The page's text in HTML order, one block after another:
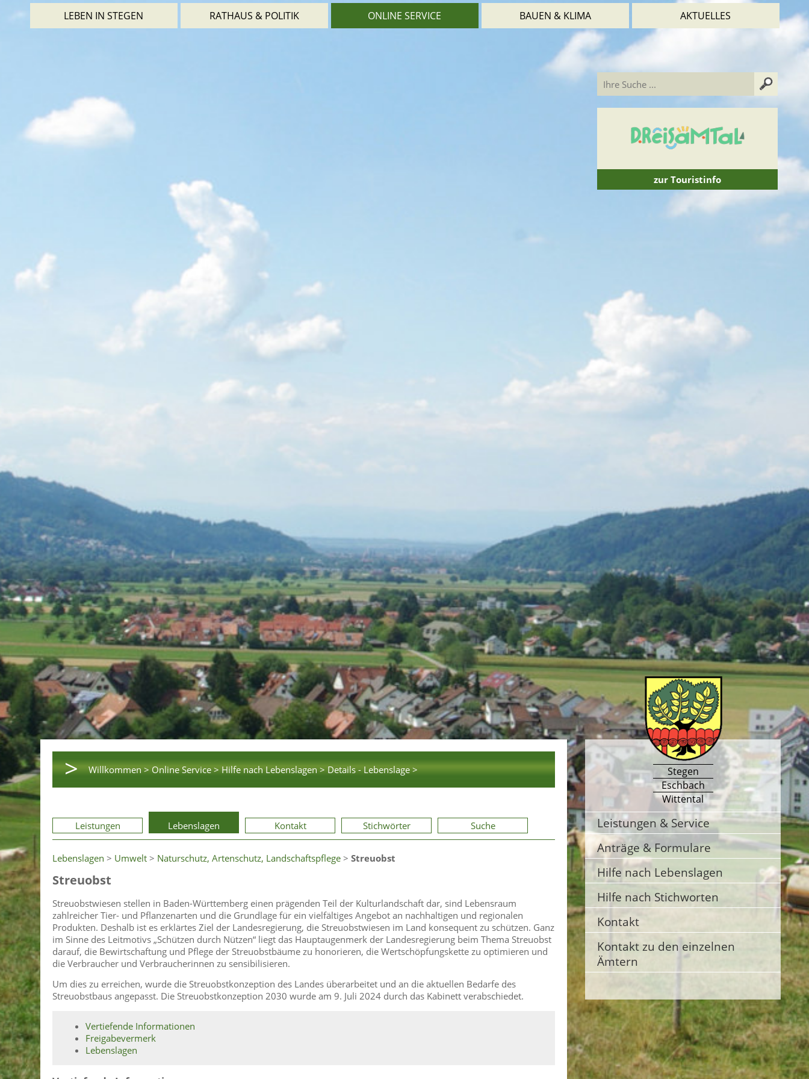
LEBEN IN STEGEN RATHAUS & POLITIK ONLINE SERVICE BAUEN & KLIMA AKTUELLES
zur Touristinfo
> Willkommen > Online Service > Hilfe nach Lebenslagen > Details - Lebenslage >
Leistungen Lebenslagen Kontakt Stichwörter Suche
Lebenslagen > Umwelt > Naturschutz, Artenschutz, Landschaftspflege > Streuobst
Streuobst
Streuobstwiesen stellen in Baden-Württemberg einen prägenden Teil der Kulturlandschaft dar, sind Lebensraum
zahlreicher Tier- und Pflanzenarten und die Grundlage für ein vielfältiges Angebot an nachhaltigen und regionalen
Produkten. Deshalb ist es erklärtes Ziel der Landesregierung, die Streuobstwiesen im Land konsequent zu schützen. Ganz
im Sinne des Leitmotivs „Schützen durch Nützen“ liegt das Hauptaugenmerk der Landesregierung beim Thema Streuobst
darauf, die Bewirtschaftung und Pflege der Streuobstbäume zu honorieren, die Wertschöpfungskette zu optimieren und
die Verbraucher und Verbraucherinnen zu sensibilisieren.
Um dies zu erreichen, wurde die Streuobstkonzeption des Landes überarbeitet und an die aktuellen Bedarfe des
Streuobstbaus angepasst. Die Streuobstkonzeption 2030 wurde am 9. Juli 2024 durch das Kabinett verabschiedet.
Vertiefende Informationen
Freigabevermerk
Lebenslagen
Stegen
Eschbach
Wittental
Leistungen & Service
Anträge & Formulare
Hilfe nach Lebenslagen
Hilfe nach Stichworten
Kontakt
Kontakt zu den einzelnen
Ämtern